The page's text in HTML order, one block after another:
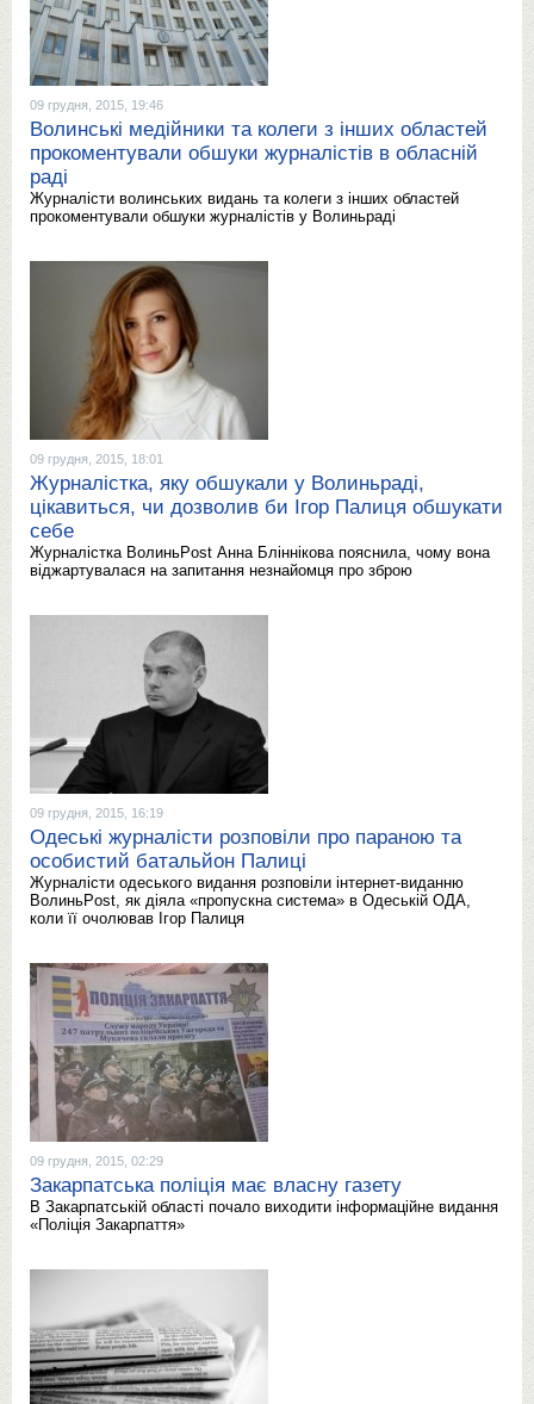
09 грудня, 2015, 19:46
Волинські медійники та колеги з інших областей
прокоментували обшуки журналістів в обласній
раді
Журналісти волинських видань та колеги з інших областей
прокоментували обшуки журналістів у Волиньраді
09 грудня, 2015, 18:01
Журналістка, яку обшукали у Волиньраді,
цікавиться, чи дозволив би Ігор Палиця обшукати
себе
Журналістка ВолиньPost Анна Бліннікова пояснила, чому вона
віджартувалася на запитання незнайомця про зброю
09 грудня, 2015, 16:19
Одеські журналісти розповіли про параною та
особистий батальйон Палиці
Журналісти одеського видання розповіли інтернет-виданню
ВолиньPost, як діяла «пропускна система» в Одеській ОДА,
коли її очолював Ігор Палиця
09 грудня, 2015, 02:29
Закарпатська поліція має власну газету
В Закарпатській області почало виходити інформаційне видання
«Поліція Закарпаття»